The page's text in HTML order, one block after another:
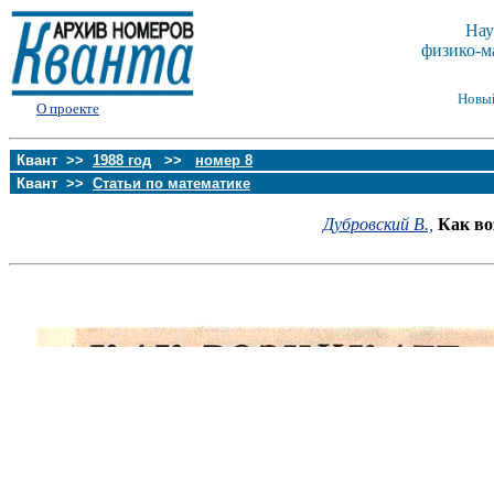
О проекте
физико-
Квант >> 1988 год >> номер 8
Квант >> Статьи по математике
Дубровский В., Как